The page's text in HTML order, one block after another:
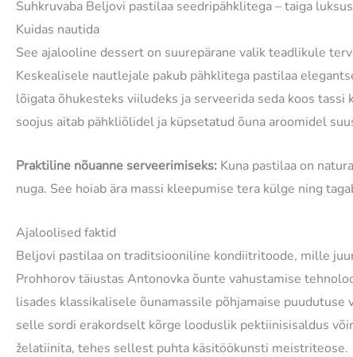
Suhkruvaba Beljovi pastilaa seedripähklitega – taiga
Kuidas nautida
See ajalooline dessert on suurepärane valik teadlikule
Keskealisele nautlejale pakub pähklitega pastilaa
lõigata õhukesteks viiludeks ja serveerida seda koos
soojus aitab pähkliõlidel ja küpsetatud õuna aroomidel
Praktiline nõuanne serveerimiseks: Kuna pastilaa on
nuga. See hoiab ära massi kleepumise tera külge ning
Ajaloolised faktid
Beljovi pastilaa on traditsiooniline kondiitritoode, mille
Prohhorov täiustas Antonovka õunte vahustamise
lisades klassikalisele õunamassile põhjamaise
selle sordi erakordselt kõrge looduslik pektiinisisaldus
želatiinita, tehes sellest puhta käsitöökunsti meistriteose.